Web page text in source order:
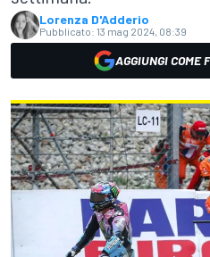
Lorenza D'Adderio
Pubblicato: 13 mag 2024, 08:39
AGGIUNGI COME